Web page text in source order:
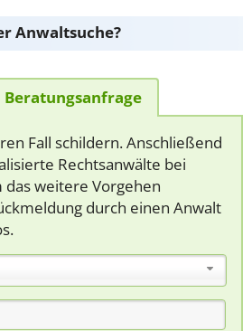
Anwaltsuche?
Beratungsanfrage
Fall schildern. Anschließend
Rechtsanwälte bei
weitere Vorgehen
durch einen Anwalt